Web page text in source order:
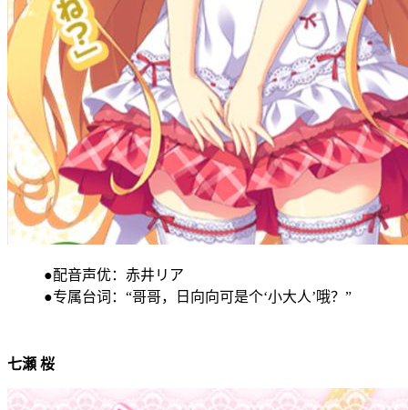
●配音声优：赤井リア
●专属台词：“哥哥，日向向可是个‘小大人’哦？”
七瀬 桜